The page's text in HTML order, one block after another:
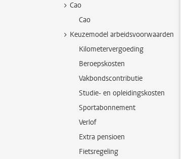
Cao
Cao
Keuzemodel arbeidsvoorwaarden
Kilometervergoeding
Beroepskosten
Vakbondscontributie
Studie- en opleidingskosten
Sportabonnement
Verlof
Extra pensioen
Fietsregeling